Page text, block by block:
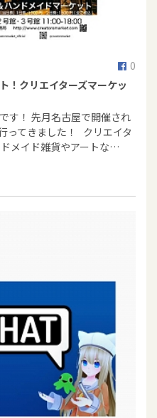
0
！クリエイターズマーケッ
す！ 先月名古屋で開催され
ってきました！ クリエイタ
メイド雑貨やアートな…